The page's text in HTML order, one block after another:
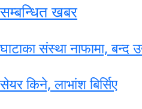
सम्बन्धित खबर
घाटाका संस्था नाफामा, बन्द
सेयर किने, लाभांश बिर्सिए